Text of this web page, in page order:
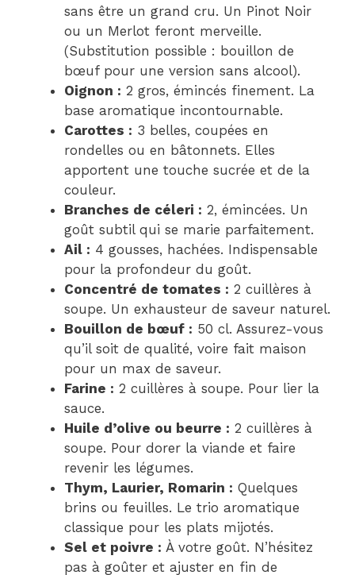
sans être un grand cru. Un Pinot Noir
ou un Merlot feront merveille.
(Substitution possible : bouillon de
bœuf pour une version sans alcool).
Oignon : 2 gros, émincés finement. La
base aromatique incontournable.
Carottes : 3 belles, coupées en
rondelles ou en bâtonnets. Elles
apportent une touche sucrée et de la
couleur.
Branches de céleri : 2, émincées. Un
goût subtil qui se marie parfaitement.
Ail : 4 gousses, hachées. Indispensable
pour la profondeur du goût.
Concentré de tomates : 2 cuillères à
soupe. Un exhausteur de saveur naturel.
Bouillon de bœuf : 50 cl. Assurez-vous
qu’il soit de qualité, voire fait maison
pour un max de saveur.
Farine : 2 cuillères à soupe. Pour lier la
sauce.
Huile d’olive ou beurre : 2 cuillères à
soupe. Pour dorer la viande et faire
revenir les légumes.
Thym, Laurier, Romarin : Quelques
brins ou feuilles. Le trio aromatique
classique pour les plats mijotés.
Sel et poivre : À votre goût. N’hésitez
pas à goûter et ajuster en fin de